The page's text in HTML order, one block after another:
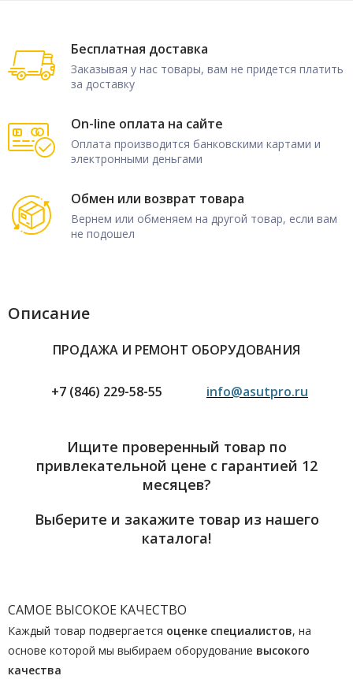
Бесплатная доставка
Заказывая у нас товары, вам не придется платить
за доставку
On-line оплата на сайте
Оплата производится банковскими картами и
электронными деньгами
Обмен или возврат товара
Вернем или обменяем на другой товар, если вам
не подошел
Описание
ПРОДАЖА И РЕМОНТ ОБОРУДОВАНИЯ
+7 (846) 229-58-55 info@asutpro.ru
Ищите проверенный товар по
привлекательной цене с гарантией 12
месяцев?
Выберите и закажите товар из нашего
каталога!
САМОЕ ВЫСОКОЕ КАЧЕСТВО
Каждый товар подвергается оценке специалистов, на
основе которой мы выбираем оборудование высокого
качества